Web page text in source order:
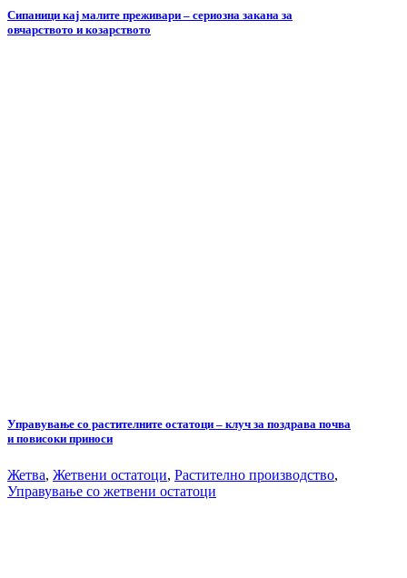
Сипаници кај малите преживари – сериозна закана за
овчарството и козарството
Управување со растителните остатоци – клуч за поздрава почва
и повисоки приноси
Жетва, Жетвени остатоци, Растително производство,
Управување со жетвени остатоци